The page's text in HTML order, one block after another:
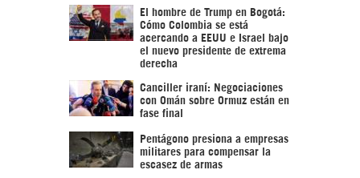
El hombre de Trump en Bogotá:
Cómo Colombia se está
acercando a EEUU e Israel bajo
el nuevo presidente de extrema
derecha
Canciller iraní: Negociaciones
con Omán sobre Ormuz están en
fase final
Pentágono presiona a empresas
militares para compensar la
escasez de armas